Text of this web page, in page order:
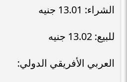
الشراء: 13.01 جنيه
للبيع: 13.02 جنيه
العربي الأفريقي الدولي: